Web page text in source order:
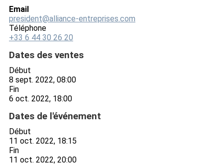
Email
president@alliance-entreprises.com
Téléphone
+33 6 44 30 26 20
Dates des ventes
Début
8 sept. 2022, 08:00
Fin
6 oct. 2022, 18:00
Dates de l'événement
Début
11 oct. 2022, 18:15
Fin
11 oct. 2022, 20:00